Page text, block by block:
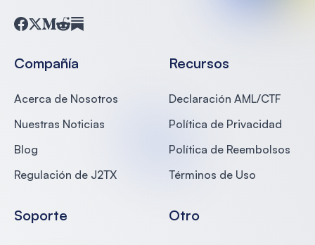
Compañía
Acerca de Nosotros
Nuestras Noticias
Blog
Regulación de J2TX
Soporte
Recursos
Declaración AML/CTF
Política de Privacidad
Política de Reembolsos
Términos de Uso
Otro